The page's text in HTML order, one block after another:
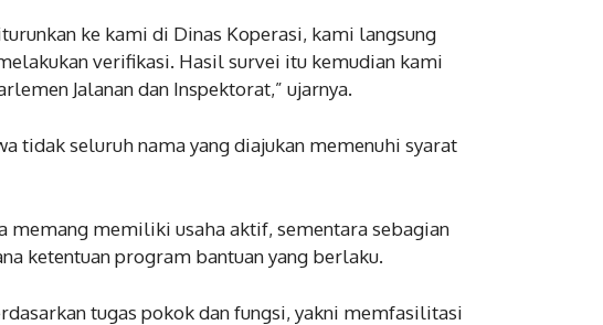
ke kami di Dinas Koperasi, kami langsung
verifikasi. Hasil survei itu kemudian kami
Jalanan dan Inspektorat,” ujarnya.
tidak seluruh nama yang diajukan memenuhi syarat
memang memiliki usaha aktif, sementara sebagian
ketentuan program bantuan yang berlaku.
tugas pokok dan fungsi, yakni memfasilitasi